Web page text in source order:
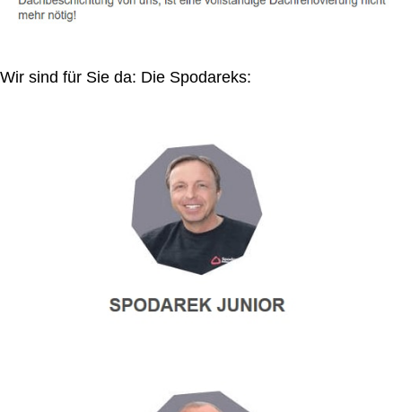
Wir sind für Sie da: Die Spodareks: